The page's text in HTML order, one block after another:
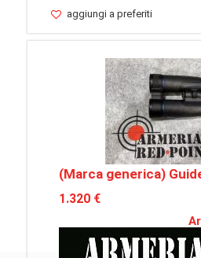
aggiungi a preferiti
(Marca generica)
1.320 €